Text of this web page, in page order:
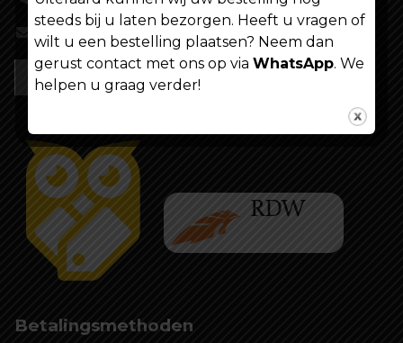
info@shoppenvooriedereen.nl
Betalingsmethoden
steeds bij u laten bezorgen. Heeft u vragen of
wilt u een bestelling plaatsen? Neem dan
gerust contact met ons op via WhatsApp. We
helpen u graag verder!